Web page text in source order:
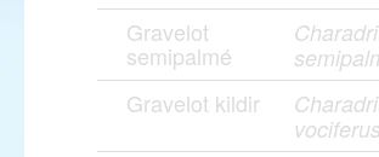
Gravelot
semipalmé
Gravelot kildir
vociferus